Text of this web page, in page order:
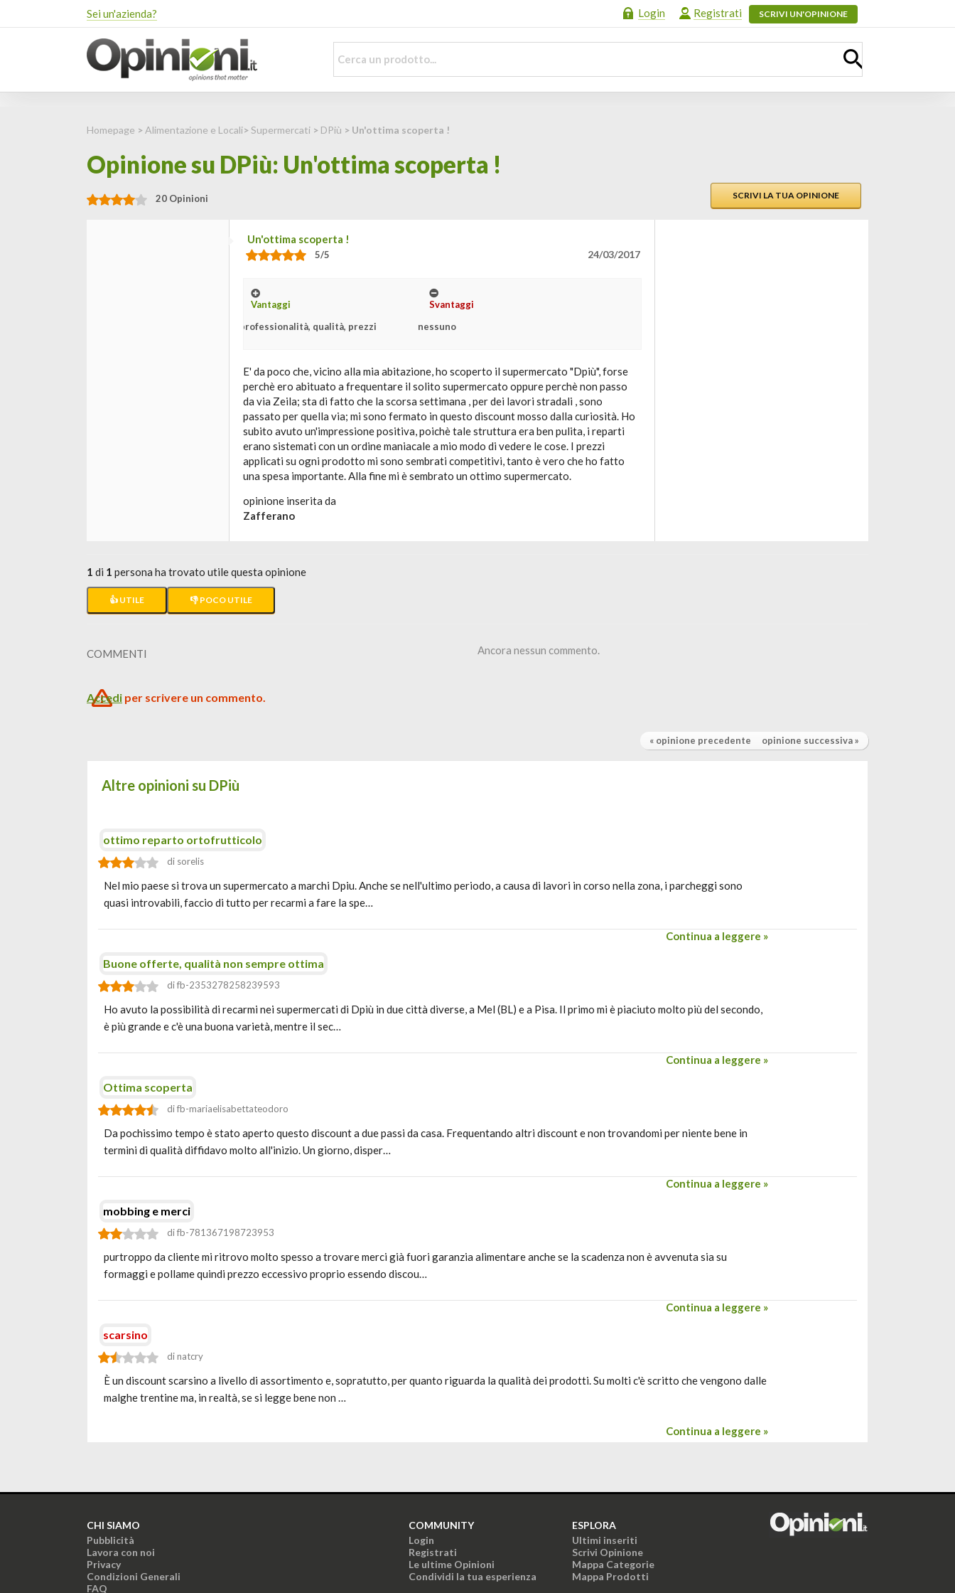
Sei un'azienda? Login Registrati SCRIVI UN'OPINIONE
Homepage > Alimentazione e Locali>Supermercati > DPiù > Un'ottima scoperta !
Opinione su DPiù: Un'ottima scoperta !
20 Opinioni SCRIVI LA TUA OPINIONE
Un'ottima scoperta !
5/5 24/03/2017
Vantaggi
professionalità, qualità, prezzi
Svantaggi
nessuno
E' da poco che, vicino alla mia abitazione, ho scoperto il supermercato "Dpiù", forse
perchè ero abituato a frequentare il solito supermercato oppure perchè non passo
da via Zeila; sta di fatto che la scorsa settimana , per dei lavori stradali , sono
passato per quella via; mi sono fermato in questo discount mosso dalla curiosità. Ho
subito avuto un'impressione positiva, poichè tale struttura era ben pulita, i reparti
erano sistemati con un ordine maniacale a mio modo di vedere le cose. I prezzi
applicati su ogni prodotto mi sono sembrati competitivi, tanto è vero che ho fatto
una spesa importante. Alla fine mi è sembrato un ottimo supermercato.
opinione inserita da
Zafferano
1 di 1 persona ha trovato utile questa opinione
👍 UTILE 👎 POCO UTILE
COMMENTI Ancora nessun commento.
Accedi per scrivere un commento.
« opinione precedente opinione successiva »
Altre opinioni su DPiù
ottimo reparto ortofrutticolo
di sorelis
Nel mio paese si trova un supermercato a marchi Dpiu. Anche se nell'ultimo periodo, a causa di lavori in corso nella zona, i parcheggi sono
quasi introvabili, faccio di tutto per recarmi a fare la spe…
Continua a leggere »
Buone offerte, qualità non sempre ottima
di fb-2353278258239593
Ho avuto la possibilità di recarmi nei supermercati di Dpiù in due città diverse, a Mel (BL) e a Pisa. Il primo mi è piaciuto molto più del secondo,
è più grande e c'è una buona varietà, mentre il sec…
Continua a leggere »
Ottima scoperta
di fb-mariaelisabettateodoro
Da pochissimo tempo è stato aperto questo discount a due passi da casa. Frequentando altri discount e non trovandomi per niente bene in
termini di qualità diffidavo molto all'inizio. Un giorno, disper…
Continua a leggere »
mobbing e merci
di fb-781367198723953
purtroppo da cliente mi ritrovo molto spesso a trovare merci già fuori garanzia alimentare anche se la scadenza non è avvenuta sia su
formaggi e pollame quindi prezzo eccessivo proprio essendo discou…
Continua a leggere »
scarsino
di natcry
È un discount scarsino a livello di assortimento e, sopratutto, per quanto riguarda la qualità dei prodotti. Su molti c'è scritto che vengono dalle
malghe trentine ma, in realtà, se si legge bene non …
Continua a leggere »
CHI SIAMO
Pubblicità
Lavora con noi
Privacy
Condizioni Generali
FAQ
COMMUNITY
Login
Registrati
Le ultime Opinioni
Condividi la tua esperienza
ESPLORA
Ultimi inseriti
Scrivi Opinione
Mappa Categorie
Mappa Prodotti